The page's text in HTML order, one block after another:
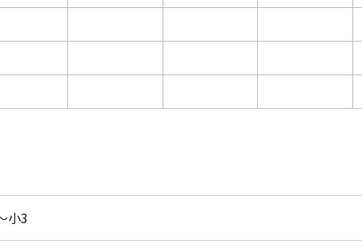
小3